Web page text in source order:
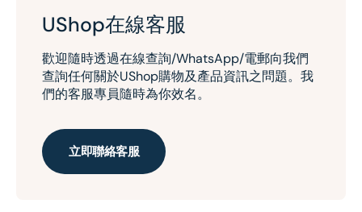
UShop在線客服
歡迎隨時透過在線查詢/WhatsApp/電郵向我們
查詢任何關於UShop購物及產品資訊之問題。我
們的客服專員隨時為你效名。
立即聯絡客服